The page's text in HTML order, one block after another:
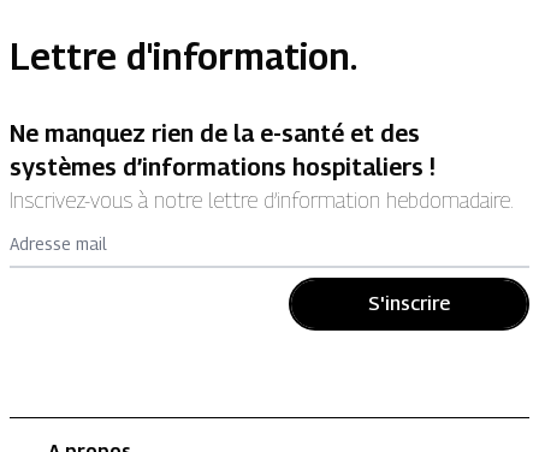
Lettre d'information.
Ne manquez rien de la e-santé et des
systèmes d’informations hospitaliers !
Inscrivez-vous à notre lettre d’information hebdomadaire.
Adresse mail
S'inscrire